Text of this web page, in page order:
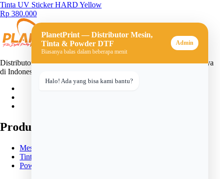
Tinta UV Sticker HARD Yellow
Rp 380.000
Distributor mesin, tinta, dan powder DTF (Direct-to-Film) terpercaya
di Indonesia. Solusi lengkap untuk usaha sablon digital Anda.
Produk
Mesin DTF
Tinta DTF
Powder DTF
PlanetPrint — Distributor Mesin,
Tinta & Powder DTF
Biasanya balas dalam beberapa menit
Admin
Halo! Ada yang bisa kami bantu?